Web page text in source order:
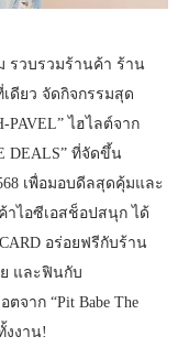
รวบรวมร้านค้า ร้าน
ดียว จัดกิจกรรมสุด
PAVEL” ไฮไลต์จาก
DEALS” ที่จัดขึ้น
เพื่อมอบดีลสุดคุ้มและ
าไอซีเอสช็อปสนุก ได้
อร่อยฟรีกับร้าน
และฟินกับ
าก “Pit Babe The
งงาน!